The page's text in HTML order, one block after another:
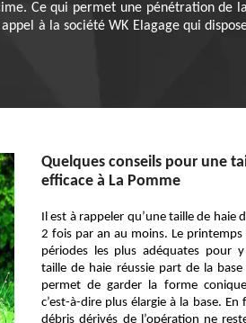
Ce qui permet une pénétration de la
à la société WK Elagage qui
Quelques conseils pour une
efficace à La Pomme
Il est à rappeler qu’une taille de haie
2 fois par an au moins. Le printemps
périodes les plus adéquates pour
taille de haie réussie part de la
permet de garder la forme
c’est-à-dire plus élargie à la base. En
débris dérivés de l’opération ne